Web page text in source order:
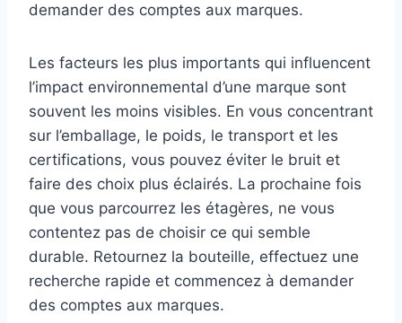
demander des comptes aux marques.
Les facteurs les plus importants qui influencent
l’impact environnemental d’une marque sont
souvent les moins visibles. En vous concentrant
sur l’emballage, le poids, le transport et les
certifications, vous pouvez éviter le bruit et
faire des choix plus éclairés. La prochaine fois
que vous parcourrez les étagères, ne vous
contentez pas de choisir ce qui semble
durable. Retournez la bouteille, effectuez une
recherche rapide et commencez à demander
des comptes aux marques.